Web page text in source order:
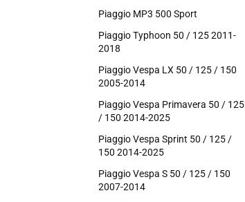
Piaggio MP3 500 Sport
Piaggio Typhoon 50 / 125 2011-
2018
Piaggio Vespa LX 50 / 125 / 150
2005-2014
Piaggio Vespa Primavera 50 / 125
/ 150 2014-2025
Piaggio Vespa Sprint 50 / 125 /
150 2014-2025
Piaggio Vespa S 50 / 125 / 150
2007-2014